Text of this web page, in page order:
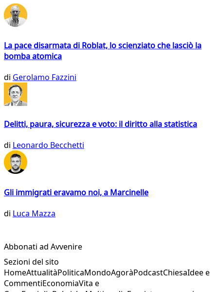
La pace disarmata di Roblat, lo scienziato che lasciò la
bomba atomica
di Gerolamo Fazzini
Delitti, paura, sicurezza e voto: il diritto alla statistica
di Leonardo Becchetti
Gli immigrati eravamo noi, a Marcinelle
di Luca Mazza
Abbonati ad Avvenire
Sezioni del sito
HomeAttualitàPoliticaMondoAgoràPodcastChiesaIdee e
CommentiEconomiaVita e